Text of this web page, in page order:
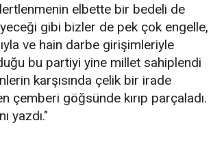
elbette bir bedeli de
gibi bizler de pek çok engelle,
ve hain darbe girişimleriyle
bu partiyi yine millet sahiplendi
karşısında çelik bir irade
göğsünde kırıp parçaladı.
yazdı."